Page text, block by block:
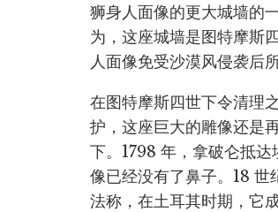
狮身人面像的更大城墙的
为，这座城墙是图特摩斯
人面像免受沙漠风侵袭后
在图特摩斯四世下令清理
护，这座巨大的雕像还是
下。1798 年，拿破仑抵
像已经没有了鼻子。18
法称，在土耳其时期，它